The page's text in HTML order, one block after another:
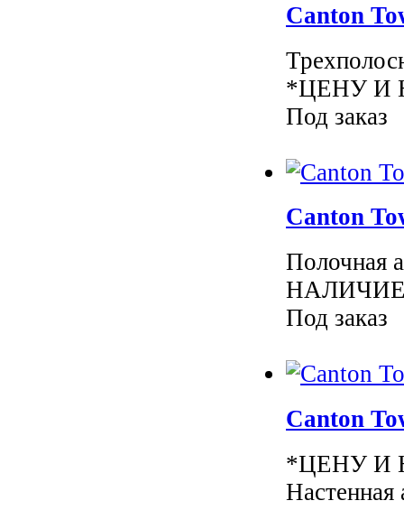
Canton
*ЦЕНУ И
Под заказ
Canton
Полочная
НАЛИЧИЕ
Под заказ
Canton
*ЦЕНУ И